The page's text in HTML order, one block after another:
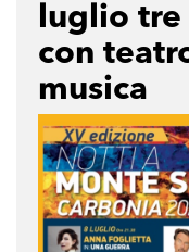
luglio
con
musica